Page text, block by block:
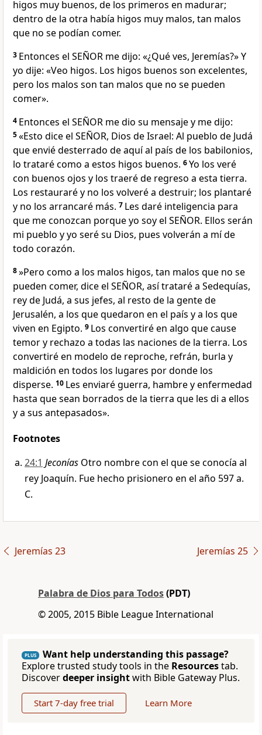
higos muy buenos, de los primeros en madurar;
dentro de la otra había higos muy malos, tan malos
que no se podían comer.
3 Entonces el SEÑOR me dijo: «¿Qué ves, Jeremías?» Y
yo dije: «Veo higos. Los higos buenos son excelentes,
pero los malos son tan malos que no se pueden
comer».
4 Entonces el SEÑOR me dio su mensaje y me dijo:
5«Esto dice el SEÑOR, Dios de Israel: Al pueblo de Judá
que envié desterrado de aquí al país de los babilonios,
lo trataré como a estos higos buenos. 6Yo los veré
con buenos ojos y los traeré de regreso a esta tierra.
Los restauraré y no los volveré a destruir; los plantaré
y no los arrancaré más. 7 Les daré inteligencia para
que me conozcan porque yo soy el SEÑOR. Ellos serán
mi pueblo y yo seré su Dios, pues volverán a mí de
todo corazón.
8»Pero como a los malos higos, tan malos que no se
pueden comer, dice el SEÑOR, así trataré a Sedequías,
rey de Judá, a sus jefes, al resto de la gente de
Jerusalén, a los que quedaron en el país y a los que
viven en Egipto. 9 Los convertiré en algo que cause
temor y rechazo a todas las naciones de la tierra. Los
convertiré en modelo de reproche, refrán, burla y
maldición en todos los lugares por donde los
disperse. 10 Les enviaré guerra, hambre y enfermedad
hasta que sean borrados de la tierra que les di a ellos
y a sus antepasados».
Footnotes
24:1 Jeconías Otro nombre con el que se conocía al
rey Joaquín. Fue hecho prisionero en el año 597 a.
C.
Jeremías 23 Jeremías 25
Palabra de Dios para Todos(PDT)
© 2005, 2015 Bible League International
PLUS
Want help understanding this passage?
Explore trusted study tools in the Resourcestab.
Discoverdeeper insightwith Bible Gateway Plus.
Start 7-day free trial Learn More